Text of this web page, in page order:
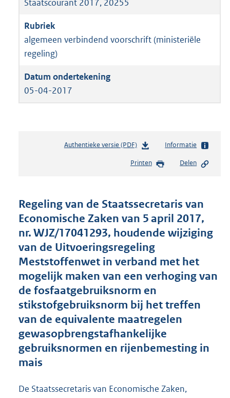
Staatscourant 2017, 20255
algemeen verbindend voorschrift (ministeriële
regeling)
05-04-2017
Authentieke versie (PDF)b
s
d
s
g
r
o
o
t
e
:
1
2
M
Informatie
Printen Delen
Regeling van de Staatssecretaris van
Economische Zaken van 5 april 2017,
nr. WJZ/17041293, houdende wijziging
van de Uitvoeringsregeling
Meststoffenwet in verband met het
mogelijk maken van een verhoging van
de fosfaatgebruiksnorm en
stikstofgebruiksnorm bij het treffen
van de equivalente maatregelen
gewasopbrengstafhankelijke
gebruiksnormen en rijenbemesting in
mais
De Staatssecretaris van Economische Zaken,